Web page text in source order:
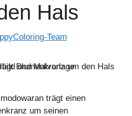
Hals
Team
trägt einen
um seinen